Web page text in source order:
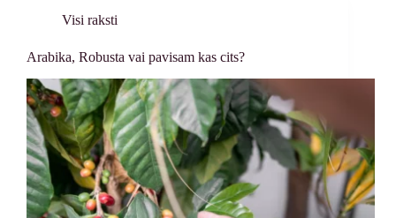
Visi raksti
Arabika, Robusta vai pavisam kas cits?